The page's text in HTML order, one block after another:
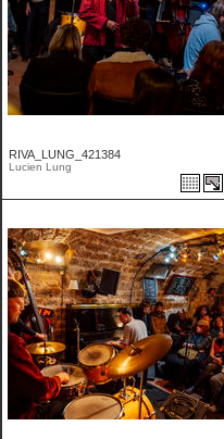
RIVA_LUNG_421384
Lucien Lung